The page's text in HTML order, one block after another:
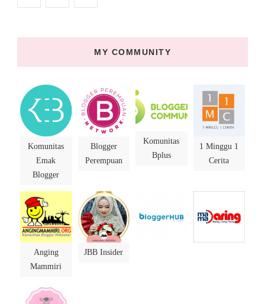
MY COMMUNITY
Komunitas
Emak
Blogger
Blogger
Perempuan
Komunitas
Bplus
1 Minggu 1
Cerita
Anging
Mammiri
JBB Insider